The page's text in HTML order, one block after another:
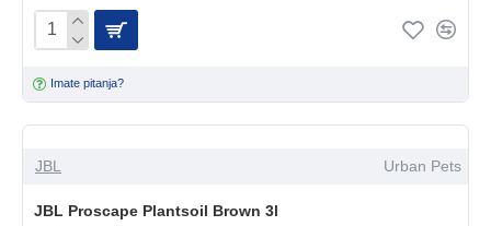
Imate pitanja?
JBL Urban Pets
JBL Proscape Plantsoil Brown 3l